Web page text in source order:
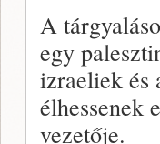
A
egy
izraeliek és
élhessenek
vezetője.